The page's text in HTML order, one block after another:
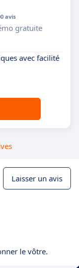
avis
gratuite
avec facilité
Laisser un avis
le vôtre.